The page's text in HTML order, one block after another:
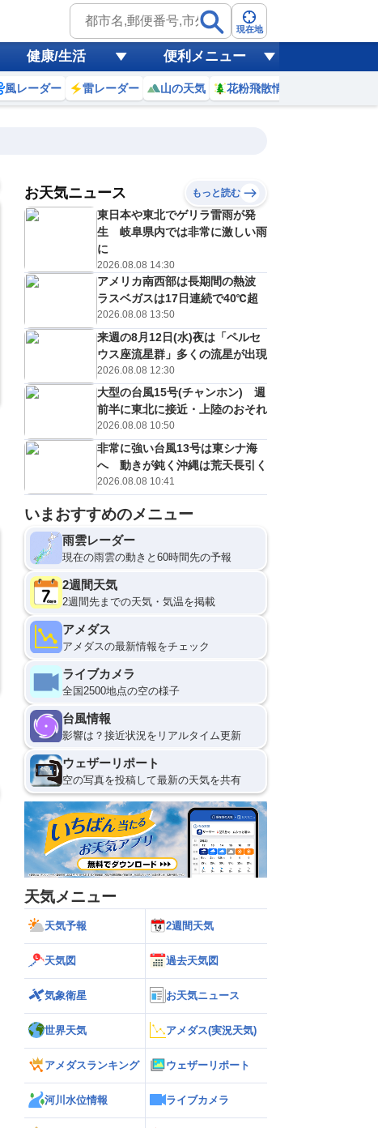
現在地
健康/生活 便利メニュー
風レーダー 雷レーダー 山の天気 花粉飛散情報
6
ミリ
℃
m/s
7
0ミリ
23℃
0m/s
8
0ミリ
26
0 m/s
9
0ミリ
1m/s
10
0
1m/s
お天気ニュース もっと読む
東日本や東北でゲリラ雷雨が発
生 岐阜県内では非常に激しい雨
に
2026.08.08 14:30
アメリカ南西部は長期間の熱波
ラスベガスは17日連続で40℃超
2026.08.08 13:50
来週の8月12日(水)夜は「ペルセ
ウス座流星群」多くの流星が出現
2026.08.08 12:30
大型の台風15号(チャンホン) 週
前半に東北に接近・上陸のおそれ
2026.08.08 10:50
非常に強い台風13号は東シナ海
へ 動きが鈍く沖縄は荒天長引く
2026.08.08 10:41
いまおすすめのメニュー
雨雲レーダー
現在の雨雲の動きと60時間先の予報
2週間天気
2週間先までの天気・気温を掲載
アメダス
アメダスの最新情報をチェック
ライブカメラ
全国2500地点の空の様子
台風情報
影響は？接近状況をリアルタイム更新
ウェザーリポート
空の写真を投稿して最新の天気を共有
天気メニュー
天気予報 2週間天気
天気図 過去天気図
気象衛星 お天気ニュース
世界天気 アメダス(実況天気)
アメダスランキング ウェザーリポート
河川水位情報 ライブカメラ